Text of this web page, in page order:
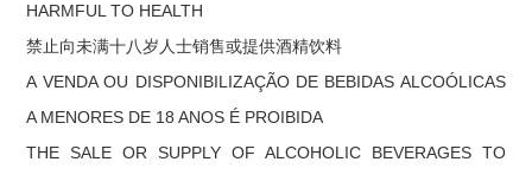
HARMFUL TO HEALTH
禁止向未满十八岁人士销售或提供酒精饮料
A VENDA OU DISPONIBILIZAÇÃO DE BEBIDAS ALCOÓLICAS
A MENORES DE 18 ANOS É PROIBIDA
THE SALE OR SUPPLY OF ALCOHOLIC BEVERAGES TO